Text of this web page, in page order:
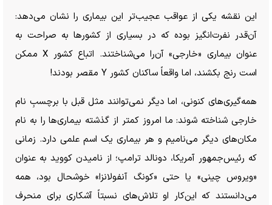
این نقشه یکی از عواقب عجیب‌تر این بیماری را نشان می‌دهد:
آن‌قدر نفرت‌انگیز بوده که در بسیاری از کشور‌ها به صراحت به
عنوان بیماری «خارجی» آن‌را می‌شناختند. اتباع کشور X ممکن
است رنج بکشند، اما واقعاً ساکنان کشور Y مقصر بودند!
همه‌گیری‌های کنونی، اما دیگر نمی‌توانند مثل قبل با برچسبِ نام
خارجی شناخته شوند: ما امروز کمتر از گذشته بیماری‌ها را به نام
مکان‌های دیگر می‌نامیم و هر بیماری یک اسم علمی دارد. زمانی
که رئیس‌جمهور آمریکا، دونالد ترامپ؛ از نامیدن کووید به عنوان
«ویروس چینی» یا حتی «کونگ آنفولانزا» خوشحال بود، همه
می‌دانستند که این‌کار او تلاش‌های نسبتاً آشکاری برای منحرف